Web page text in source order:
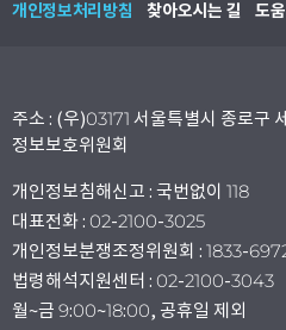
개인정보처리방침 찾아오시는 길 도
주소 : (우)03171 서울특별시 종로구
정보보호위원회
개인정보침해신고 : 국번없이 118
대표전화 : 02-2100-3025
개인정보분쟁조정위원회 : 1833-
법령해석지원센터 : 02-2100-3043
월~금 9:00~18:00, 공휴일 제외